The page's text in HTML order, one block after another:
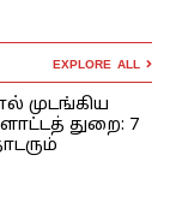
EXPLORE ALL
முடங்கிய
துறை: 7